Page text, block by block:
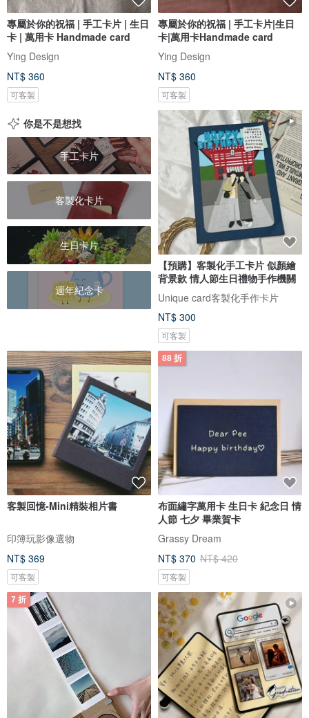
專屬於你的祝福 | 手工卡片 | 生日
卡 | 萬用卡 Handmade card
Ying Design
NT$ 360
可客製
專屬於你的祝福 | 手工卡片|生日
卡|萬用卡Handmade card
Ying Design
NT$ 360
可客製
你是不是想找
手工卡片
客製化卡片
生日卡片
週年紀念卡
【預購】客製化手工卡片 似顏繪
背景款 情人節生日禮物手作機關
Unique card客製化手作卡片
NT$ 300
可客製
客製回憶-Mini精裝相片書
印簿玩影像選物
NT$ 369
可客製
88 折
布面繡字萬用卡 生日卡 紀念日 情
人節 七夕 畢業賀卡
Grassy Dream
NT$ 370 NT$ 420
可客製
7 折